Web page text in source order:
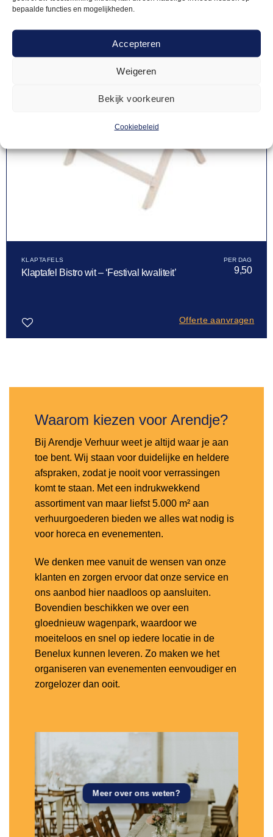
bepaalde functies en mogelijkheden.
Accepteren
Weigeren
Bekijk voorkeuren
Cookiebeleid
KLAPTAFELS
Klaptafel Bistro wit – ‘Festival kwaliteit’ 9,50
Offerte aanvragen
Waarom kiezen voor Arendje?
Bij Arendje Verhuur weet je altijd waar je aan
toe bent. Wij staan voor duidelijke en heldere
afspraken, zodat je nooit voor verrassingen
komt te staan. Met een indrukwekkend
assortiment van maar liefst 5.000 m² aan
verhuurgoederen bieden we alles wat nodig is
voor horeca en evenementen.
We denken mee vanuit de wensen van onze
klanten en zorgen ervoor dat onze service en
ons aanbod hier naadloos op aansluiten.
Bovendien beschikken we over een
gloednieuw wagenpark, waardoor we
moeiteloos en snel op iedere locatie in de
Benelux kunnen leveren. Zo maken we het
organiseren van evenementen eenvoudiger en
zorgelozer dan ooit.
Meer over ons weten?